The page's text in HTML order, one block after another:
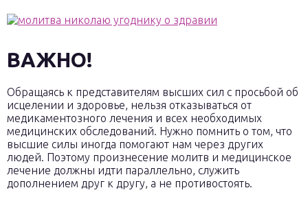
ВАЖНО!
Обращаясь к представителям высших сил с просьбой об
исцелении и здоровье, нельзя отказываться от
медикаментозного лечения и всех необходимых
медицинских обследований. Нужно помнить о том, что
высшие силы иногда помогают нам через других
людей. Поэтому произнесение молитв и медицинское
лечение должны идти параллельно, служить
дополнением друг к другу, а не противостоять.